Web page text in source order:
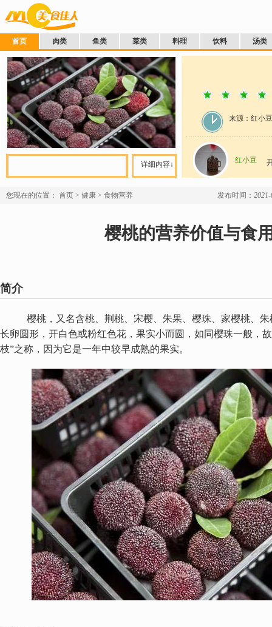
首页 肉类 鱼类 菜类 料理 饮料 汤类
详细内容↓
来源：红小豆
红小豆
发布时间：
您现在的位置： 首页 > 健康 > 食物营养
樱桃的营养价值与食
简介
樱桃，又名含桃、荆桃、宋樱、朱果、樱珠、家樱桃、朱
长卵圆形，开白色或粉红色花，果实小而圆，如同樱珠一般，
枝”之称，因为它是一年中较早成熟的果实。